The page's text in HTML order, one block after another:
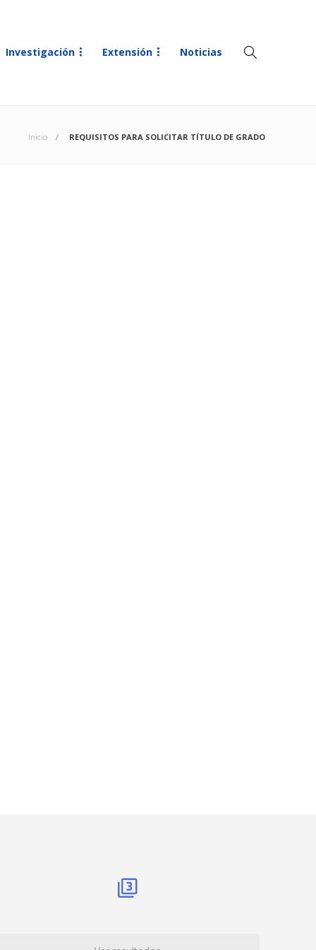
Investigación Extensión Noticias
Inicio REQUISITOS PARA SOLICITAR TÍTULO DE GRADO